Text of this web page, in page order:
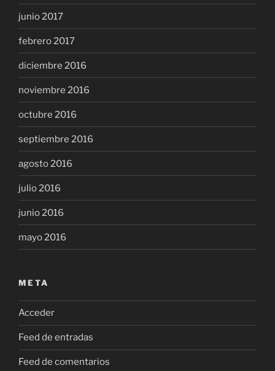
junio 2017
febrero 2017
diciembre 2016
noviembre 2016
octubre 2016
septiembre 2016
agosto 2016
julio 2016
junio 2016
mayo 2016
META
Acceder
Feed de entradas
Feed de comentarios